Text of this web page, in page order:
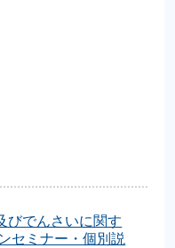
びでんさいに関す
セミナー・個別説